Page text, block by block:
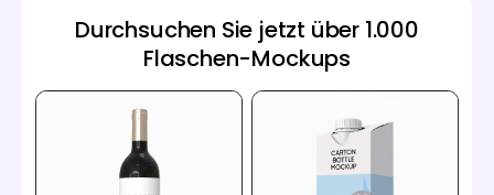
Durchsuchen Sie jetzt über 1.000
Flaschen-Mockups